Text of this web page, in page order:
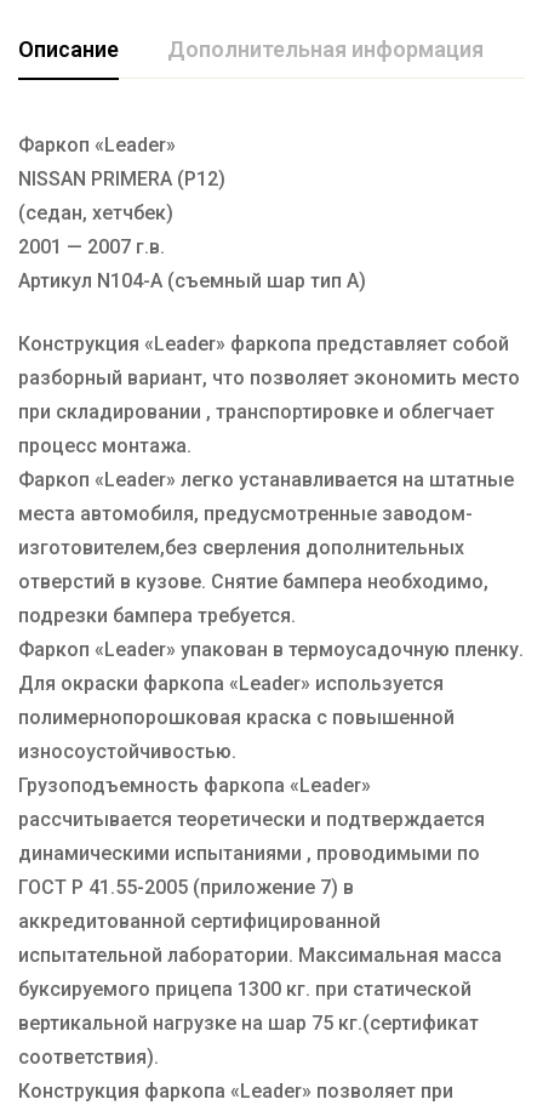
Описание Дополнительная информация
Фаркоп «Leader»
NISSAN PRIMERA (P12)
(седан, хетчбек)
2001 — 2007 г.в.
Артикул N104-А (съемный шар тип А)
Конструкция «Leader» фаркопа представляет собой
разборный вариант, что позволяет экономить место
при складировании , транспортировке и облегчает
процесс монтажа.
Фаркоп «Leader» легко устанавливается на штатные
места автомобиля, предусмотренные заводом-
изготовителем,без сверления дополнительных
отверстий в кузове. Снятие бампера необходимо,
подрезки бампера требуется.
Фаркоп «Leader» упакован в термоусадочную пленку.
Для окраски фаркопа «Leader» используется
полимернопорошковая краска с повышенной
износоустойчивостью.
Грузоподъемность фаркопа «Leader»
рассчитывается теоретически и подтверждается
динамическими испытаниями , проводимыми по
ГОСТ Р 41.55-2005 (приложение 7) в
аккредитованной сертифицированной
испытательной лаборатории. Максимальная масса
буксируемого прицепа 1300 кг. при статической
вертикальной нагрузке на шар 75 кг.(сертификат
соответствия).
Конструкция фаркопа «Leader» позволяет при
Марка авто
Производитель
TAVIALS
Тип Шара